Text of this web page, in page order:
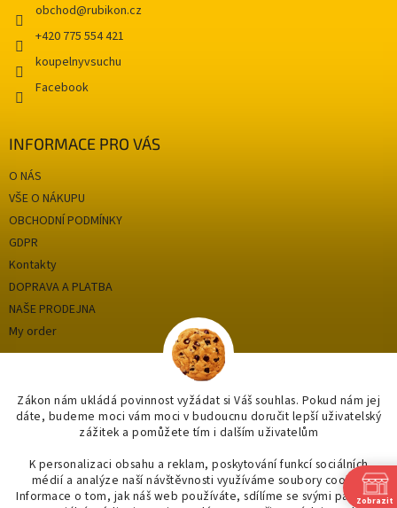
Zákon nám ukládá povinnost vyžádat si Váš souhlas. Pokud nám jej
dáte, budeme moci vám moci v budoucnu doručit lepší uživatelský
zážitek a pomůžete tím i dalším uživatelům
K personalizaci obsahu a reklam, poskytování funkcí sociálních
médií a analýze naší návštěvnosti využíváme soubory cookie.
Informace o tom, jak náš web používáte, sdílíme se svými partnery
obchod@rubikon.cz
+420 775 554 421
Facebook
koupelnyvsuchu
INFORMACE PRO VÁS
O NÁS
VŠE O NÁKUPU
OBCHODNÍ PODMÍNKY
GDPR
Kontakty
DOPRAVA A PLATBA
NAŠE PRODEJNA
My order
Categories
OUTLET až -75%
OBKLADY A DLAŽBY
KOUPELNY
Zobrazit